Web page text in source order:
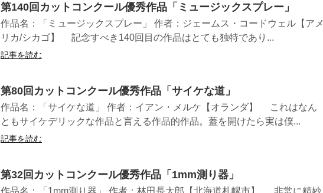
第140回カットコンクール優秀作品「ミュージックスプレー」
作品名：「ミュージックスプレー」 作者：ジェームス・コードウェル【アメ
リカ/シカゴ】 記念すべき140回目の作品はとても独特であり...
記事を読む
第80回カットコンクール優秀作品「サイケな道」
作品名：「サイケな道」 作者：イアン・メルケ【オランダ】 これはなん
ともサイケデリックな作品と言える作品的作品。蓋を開けたら実は僕...
記事を読む
第32回カットコンクール優秀作品「1mm測り器」